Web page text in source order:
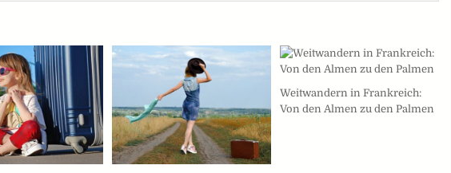
Weitwandern in Frankreich:
Von den Almen zu den Palmen